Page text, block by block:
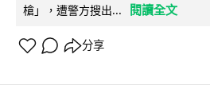
槍」，遭警方搜出...
閱讀全文
分享